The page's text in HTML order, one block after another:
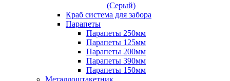
(Серый)
Краб система для забора
Парапеты
Парапеты 250мм
Парапеты 125мм
Парапеты 200мм
Парапеты 390мм
Парапеты 150мм
Металлоштакетник